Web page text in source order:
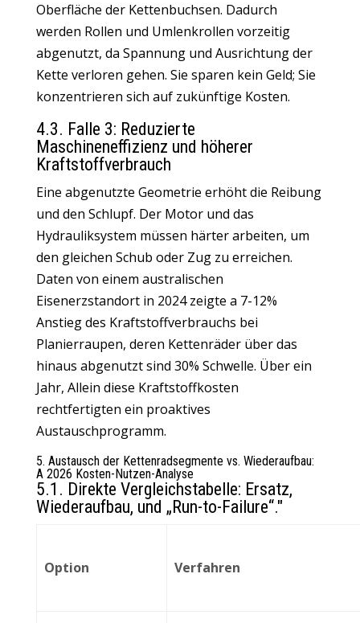
Oberfläche der Kettenbuchsen. Dadurch
werden Rollen und Umlenkrollen vorzeitig
abgenutzt, da Spannung und Ausrichtung der
Kette verloren gehen. Sie sparen kein Geld; Sie
konzentrieren sich auf zukünftige Kosten.
4.3. Falle 3: Reduzierte
Maschineneffizienz und höherer
Kraftstoffverbrauch
Eine abgenutzte Geometrie erhöht die Reibung
und den Schlupf. Der Motor und das
Hydrauliksystem müssen härter arbeiten, um
den gleichen Schub oder Zug zu erreichen.
Daten von einem australischen
Eisenerzstandort in 2024 zeigte a 7-12%
Anstieg des Kraftstoffverbrauchs bei
Planierraupen, deren Kettenräder über das
hinaus abgenutzt sind 30% Schwelle. Über ein
Jahr, Allein diese Kraftstoffkosten
rechtfertigten ein proaktives
Austauschprogramm.
5. Austausch der Kettenradsegmente vs. Wiederaufbau:
A 2026 Kosten-Nutzen-Analyse
5.1. Direkte Vergleichstabelle: Ersatz,
Wiederaufbau, und „Run-to-Failure“."
Option Verfahren